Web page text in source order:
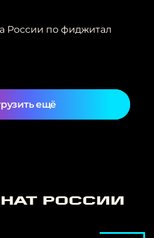
России по фиджитал
ещё
России